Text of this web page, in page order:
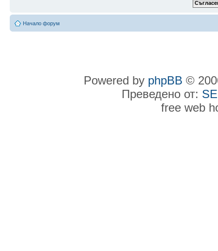
Начало форум
Powered by phpBB ©
Преведено от:
free web